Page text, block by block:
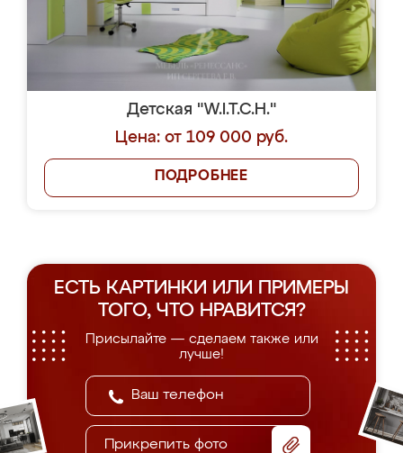
Детская "W.I.T.C.H."
Цена: от 109 000 руб.
ПОДРОБНЕЕ
ЕСТЬ КАРТИНКИ ИЛИ ПРИМЕРЫ
ТОГО, ЧТО НРАВИТСЯ?
Присылайте — сделаем также или
лучше!
Прикрепить фото